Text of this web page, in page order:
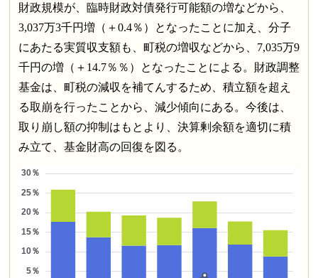
財政規模が、臨時財政対債発行可能額の増などから、
3,037万3千円増（＋0.4％）となったことに加え、分子
にあたる実質収支額も、町税の増収などから、7,035万9
千円の増（＋14.7％％）となったことによる。財政調整
基金は、町税の減収を補てんするため、積立額を超え
る取崩を行ったことから、減少傾向にある。今後は、
取り崩し額の抑制はもとより、決算剰余額を適切に積
み立て、基金財高の回復を図る。